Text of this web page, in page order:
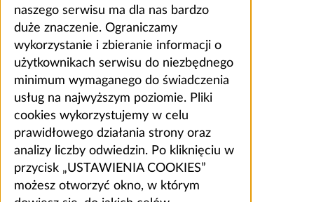
naszego serwisu ma dla nas bardzo
duże znaczenie. Ograniczamy
wykorzystanie i zbieranie informacji o
użytkownikach serwisu do niezbędnego
minimum wymaganego do świadczenia
usług na najwyższym poziomie. Pliki
cookies wykorzystujemy w celu
prawidłowego działania strony oraz
analizy liczby odwiedzin. Po kliknięciu w
przycisk „USTAWIENIA COOKIES”
możesz otworzyć okno, w którym